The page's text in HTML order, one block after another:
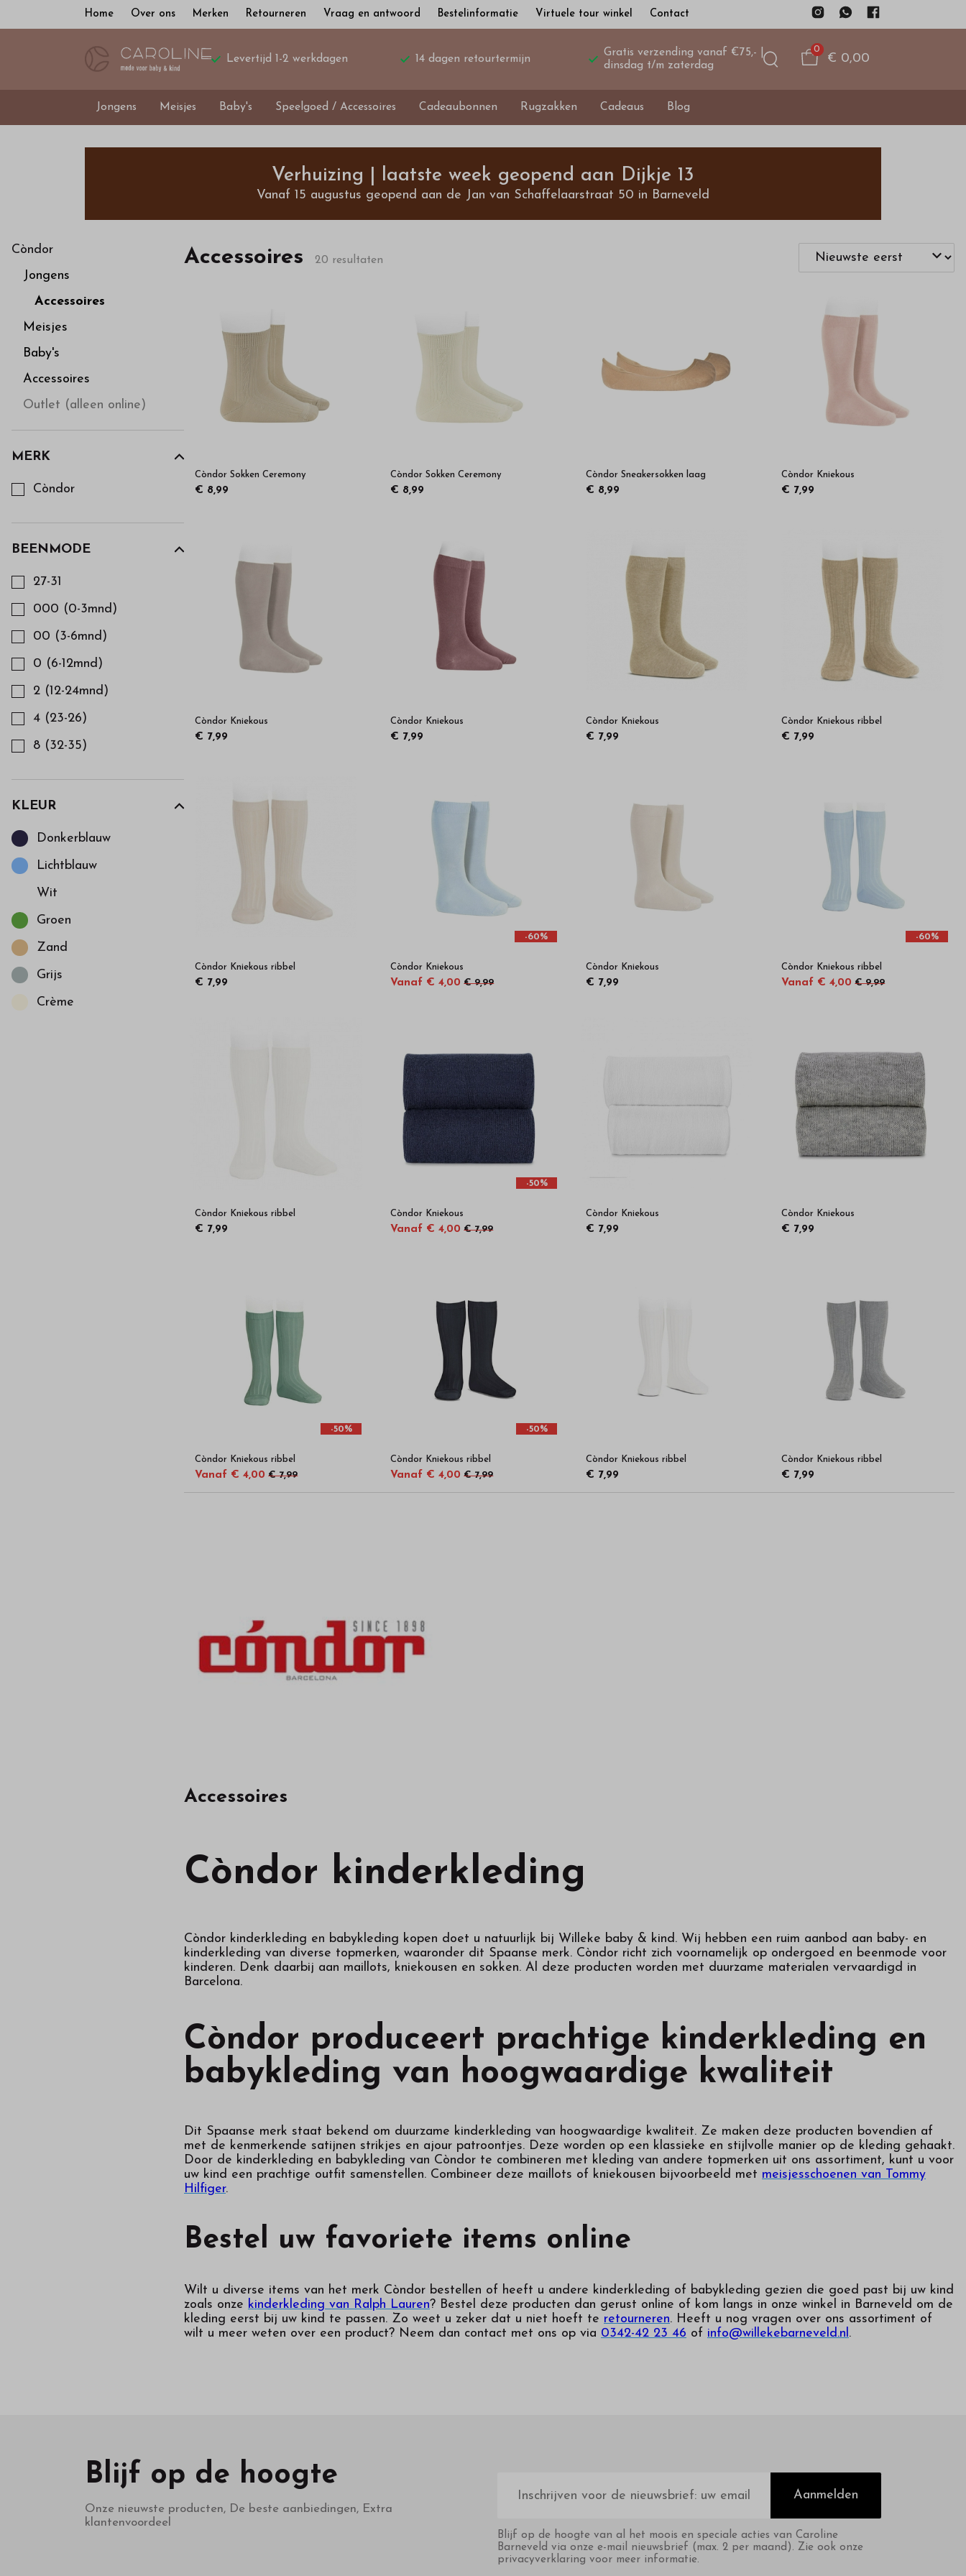
Home Over ons Merken Retourneren Vraag en antwoord Bestelinformatie Virtuele tour winkel Contact
Levertijd 1-2 werkdagen 14 dagen retourtermijn
Gratis verzending vanaf €75,- |
dinsdag t/m zaterdag
0
€ 0,00
Jongens Meisjes Baby's Speelgoed / Accessoires Cadeaubonnen Rugzakken Cadeaus Blog
Accessoires
Bestel
kinderkleding
van
hoge
kwaliteit
in
onze
webshop
Verhuizing | laatste week geopend aan Dijkje 13
Vanaf 15 augustus geopend aan de Jan van Schaffelaarstraat 50 in Barneveld
Còndor
Jongens
Accessoires
Meisjes
Baby's
Accessoires
Outlet (alleen online)
MERK
Kies een Merk om op te filteren
Còndor
BEENMODE
27-31
000 (0-3mnd)
00 (3-6mnd)
0 (6-12mnd)
2 (12-24mnd)
4 (23-26)
8 (32-35)
KLEUR
Donkerblauw
Lichtblauw
Wit
Groen
Zand
Grijs
Crème
Accessoires 20 resultaten
Còndor Sokken Ceremony
€ 8,99
Còndor Sokken Ceremony
€ 8,99
Còndor Sneakersokken laag
€ 8,99
Còndor Kniekous
€ 7,99
Còndor Kniekous
€ 7,99
Còndor Kniekous
€ 7,99
Còndor Kniekous
€ 7,99
Còndor Kniekous ribbel
€ 7,99
Còndor Kniekous ribbel
€ 7,99
-60%
Còndor Kniekous
Vanaf € 4,00 € 9,99
Còndor Kniekous
€ 7,99
-60%
Còndor Kniekous ribbel
Vanaf € 4,00 € 9,99
Còndor Kniekous ribbel
€ 7,99
-50%
Còndor Kniekous
Vanaf € 4,00 € 7,99
Còndor Kniekous
€ 7,99
Còndor Kniekous
€ 7,99
-50%
Còndor Kniekous ribbel
Vanaf € 4,00 € 7,99
-50%
Còndor Kniekous ribbel
Vanaf € 4,00 € 7,99
Còndor Kniekous ribbel
€ 7,99
Còndor Kniekous ribbel
€ 7,99
Accessoires
Còndor kinderkleding
Còndor kinderkleding en babykleding kopen doet u natuurlijk bij Willeke baby & kind. Wij hebben een ruim aanbod aan baby- en
kinderkleding van diverse topmerken, waaronder dit Spaanse merk. Còndor richt zich voornamelijk op ondergoed en beenmode voor
kinderen. Denk daarbij aan maillots, kniekousen en sokken. Al deze producten worden met duurzame materialen vervaardigd in
Barcelona.
Còndor produceert prachtige kinderkleding en
babykleding van hoogwaardige kwaliteit
Dit Spaanse merk staat bekend om duurzame kinderkleding van hoogwaardige kwaliteit. Ze maken deze producten bovendien af
met de kenmerkende satijnen strikjes en ajour patroontjes. Deze worden op een klassieke en stijlvolle manier op de kleding gehaakt.
Door de kinderkleding en babykleding van Còndor te combineren met kleding van andere topmerken uit ons assortiment, kunt u voor
uw kind een prachtige outfit samenstellen. Combineer deze maillots of kniekousen bijvoorbeeld met meisjesschoenen van Tommy
Hilfiger.
Bestel uw favoriete items online
Wilt u diverse items van het merk Còndor bestellen of heeft u andere kinderkleding of babykleding gezien die goed past bij uw kind
zoals onze kinderkleding van Ralph Lauren? Bestel deze producten dan gerust online of kom langs in onze winkel in Barneveld om de
kleding eerst bij uw kind te passen. Zo weet u zeker dat u niet hoeft te retourneren. Heeft u nog vragen over ons assortiment of
wilt u meer weten over een product? Neem dan contact met ons op via 0342-42 23 46 of info@willekebarneveld.nl.
Blijf op de hoogte
Onze nieuwste producten, De beste aanbiedingen, Extra
klantenvoordeel
mailadres
Aanmelden
Blijf op de hoogte van al het moois en speciale acties van Caroline
Barneveld via onze e-mail nieuwsbrief (max. 2 per maand). Zie ook onze
privacyverklaring voor meer informatie.